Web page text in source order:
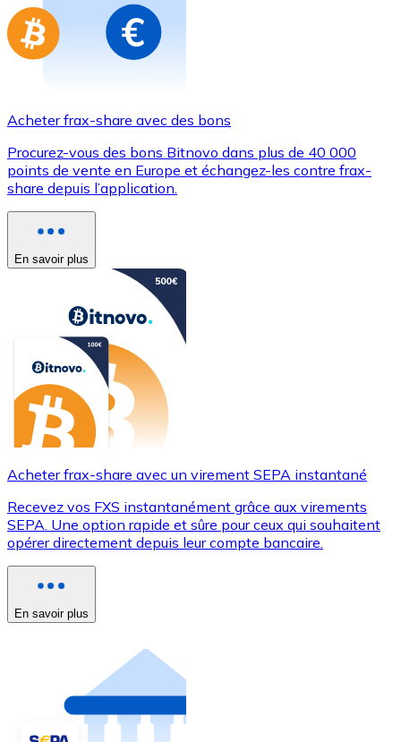
Acheter frax-share avec des bons
Procurez-vous des bons Bitnovo dans plus de 40 000
points de vente en Europe et échangez-les contre frax-
share depuis l’application.
En savoir plus
Acheter frax-share avec un virement SEPA instantané
Recevez vos FXS instantanément grâce aux virements
SEPA. Une option rapide et sûre pour ceux qui souhaitent
opérer directement depuis leur compte bancaire.
En savoir plus